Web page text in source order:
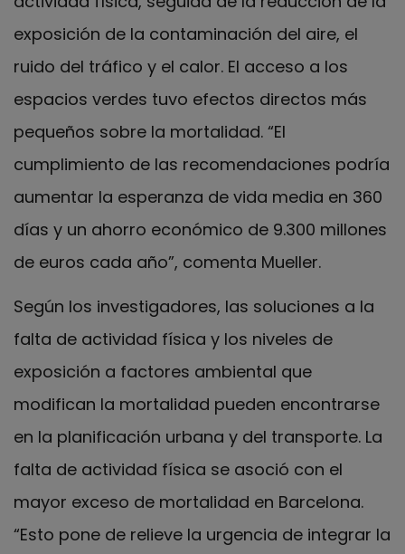
exposición de la contaminación del aire, el
ruido del tráfico y el calor. El acceso a los
espacios verdes tuvo efectos directos más
pequeños sobre la mortalidad. “El
cumplimiento de las recomendaciones podría
aumentar la esperanza de vida media en 360 ​​
días y un ahorro económico de 9.300 millones
de euros cada año”, comenta Mueller.
Según los investigadores, las soluciones a la
falta de actividad física y los niveles de
exposición a factores ambiental que
modifican la mortalidad pueden encontrarse
en la planificación urbana y del transporte. La
falta de actividad física se asoció con el
mayor exceso de mortalidad en Barcelona.
“Esto pone de relieve la urgencia de integrar la